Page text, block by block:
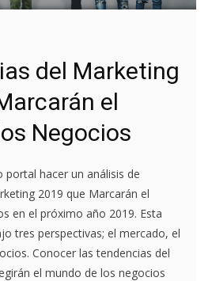
del Marketing
el
Negocios
portal hacer un análisis de
2019 que Marcarán el
en el próximo año 2019. Esta
tres perspectivas; el mercado, el
Conocer las tendencias del
el mundo de los negocios